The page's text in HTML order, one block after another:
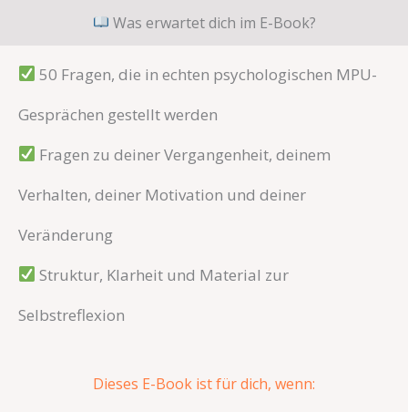
Was erwartet dich im E-Book?
50 Fragen, die in echten psychologischen MPU-
Gesprächen gestellt werden
Fragen zu deiner Vergangenheit, deinem
Verhalten, deiner Motivation und deiner
Veränderung
Struktur, Klarheit und Material zur
Selbstreflexion
Dieses E-Book ist für dich, wenn: